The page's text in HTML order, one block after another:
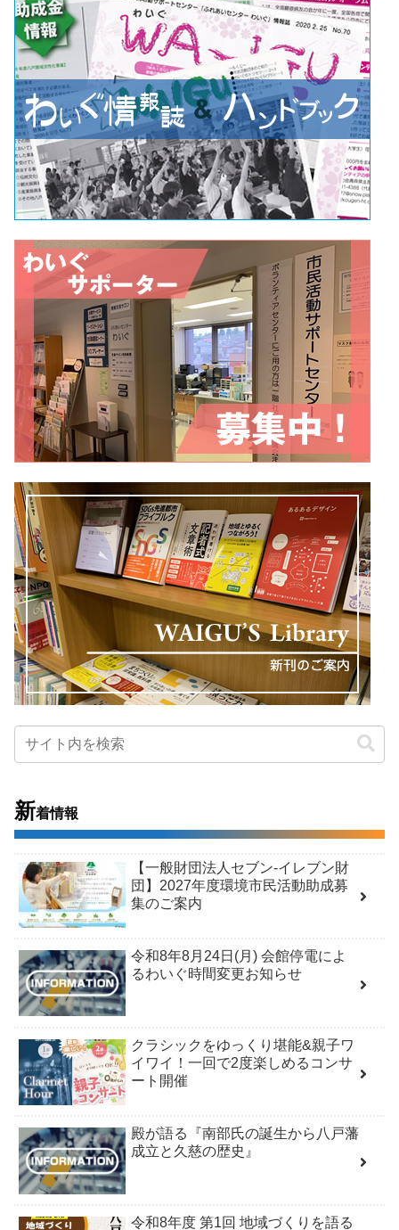
新着情報
【一般財団法人セブン-イレブン財
団】2027年度環境市民活動助成募
集のご案内
令和8年8月24日(月) 会館停電によ
るわいぐ時間変更お知らせ
クラシックをゆっくり堪能&親子ワ
イワイ！一回で2度楽しめるコンサ
ート開催
殿が語る『南部氏の誕生から八戸藩
成立と久慈の歴史』
令和8年度 第1回 地域づくりを語る